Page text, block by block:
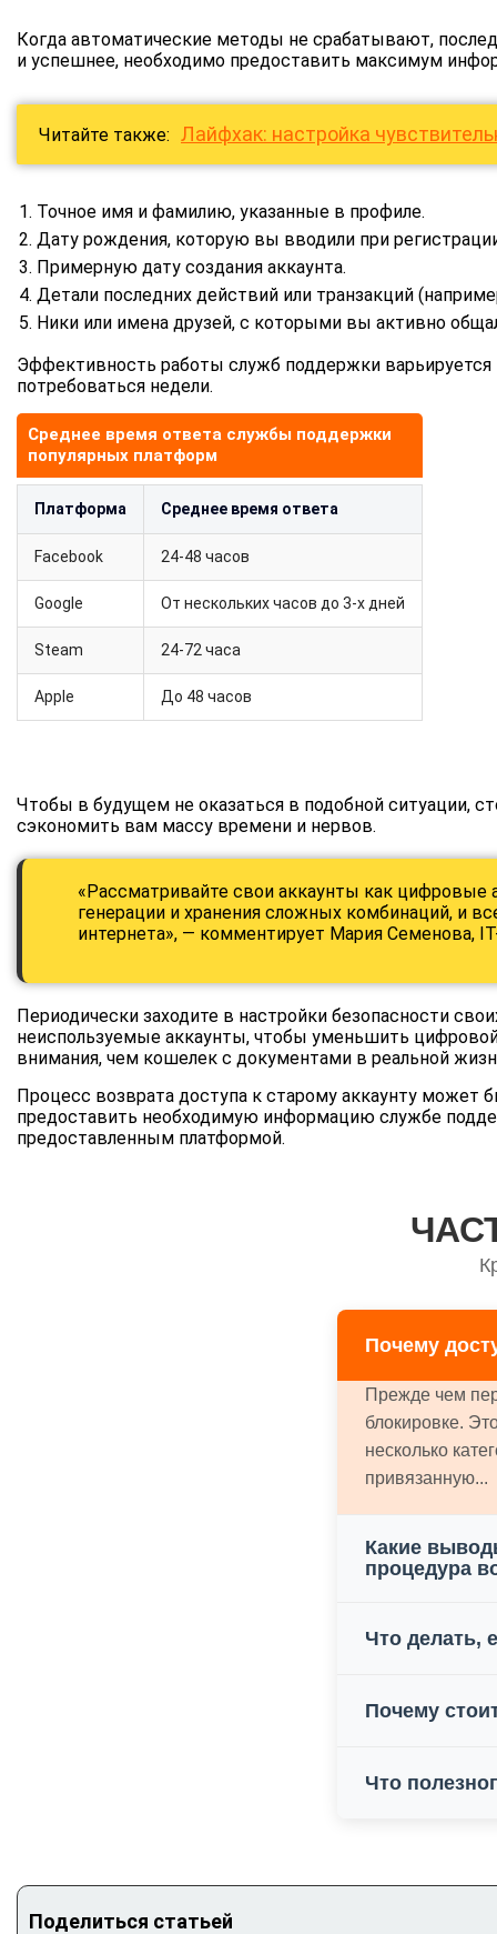
Когда автоматические методы не срабатывают,
и успешнее, необходимо предоставить максимум
Читайте также: Лайфхак: настройка
Точное имя и фамилию, указанные в профиле.
Дату рождения, которую вы вводили при
Примерную дату создания аккаунта.
Детали последних действий или транзакций
Ники или имена друзей, с которыми вы активно
Эффективность работы служб поддержки
потребоваться недели.
Среднее время ответа службы поддержки
популярных платформ
Платформа Среднее время ответа
Facebook 24-48 часов
Google От нескольких часов до 3-х дней
Steam 24-72 часа
Apple До 48 часов
Чтобы в будущем не оказаться в подобной ситуации,
сэкономить вам массу времени и нервов.
«Рассматривайте свои аккаунты как цифровые
генерации и хранения сложных комбинаций, и
интернета», — комментирует Мария Семенова,
Периодически заходите в настройки безопасности
неиспользуемые аккаунты, чтобы уменьшить
внимания, чем кошелек с документами в реальной
Процесс возврата доступа к старому аккаунту
предоставить необходимую информацию службе
предоставленным платформой.
Почему
Прежде чем
блокировке.
несколько
привязанную...
Какие
процедура
Что делать,
Почему
Что
Поделиться статьей